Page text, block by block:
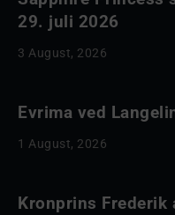
29. juli 2026
3 August, 2026
Evrima ved
1 August, 2026
Kronprins Frederik